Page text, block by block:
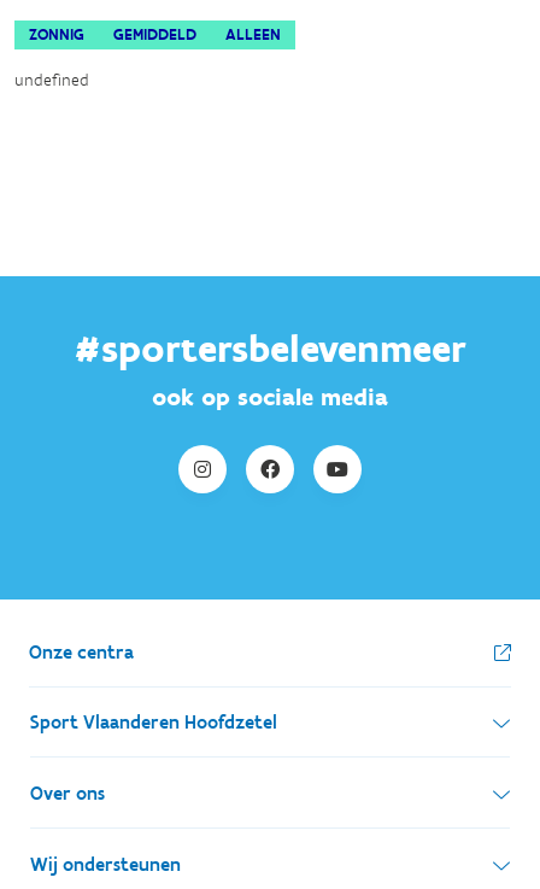
ZONNIG GEMIDDELD ALLEEN
undefined
#sportersbelevenmeer
ook op sociale media
Onze centra
Sport Vlaanderen Hoofdzetel
Simon Bolivarlaan 17
1000 Brussel
Ondernemingsnummer: BE 0248.142.826
Over ons
Wie zijn we, wat doen we
Wij ondersteunen